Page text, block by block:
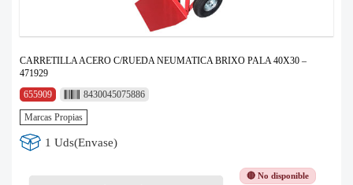
CARRETILLA ACERO C/RUEDA NEUMATICA BRIXO PALA 40X30 –
471929
655909
8430045075886
Marcas Propias
1 Uds(Envase)
🔴 No disponible